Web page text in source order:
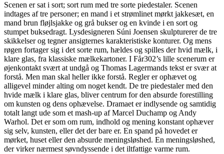
Scenen er sat i sort; sort rum med tre sorte piedestaler. Scenen
indtages af tre personer; en mand i et strømlinet mørkt jakkesæt, en
mand brun fløjlsjakke og grå bukser og en kvinde i en sort og
stumpet buksedragt. Lysdesigneren Súni Joensen skulpturerer de tre
skikkelser og tegner ansigternes karakteristiske konturer. Og mens
røgen fortager sig i det sorte rum, hældes og spilles der hvid mælk, i
klare glas, fra klassiske mælkekartoner. I Får302’s lille scenerum er
øjenkontakt svært at undgå og Thomas Lagermands tekst er svær at
forstå. Men man skal heller ikke forstå. Regler er ophævet og
alligevel minder alting om noget kendt. De tre piedestaler med den
hvide mælk i klare glas, bliver centrum for den absurde forestilling
om kunsten og dens ophævelse. Dramaet er indlysende og samtidig
totalt langt ude som et mash-up af Marcel Duchamp og Andy
Warhol. Det er som om rum, indhold og mening konstant ophæver
sig selv, kunsten, eller det der bare er. En spand på hovedet er
mørket, huset eller den absurde meningsløshed. En meningsløshed,
der virker nærmest søvndyssende i det iltfattige varme rum.